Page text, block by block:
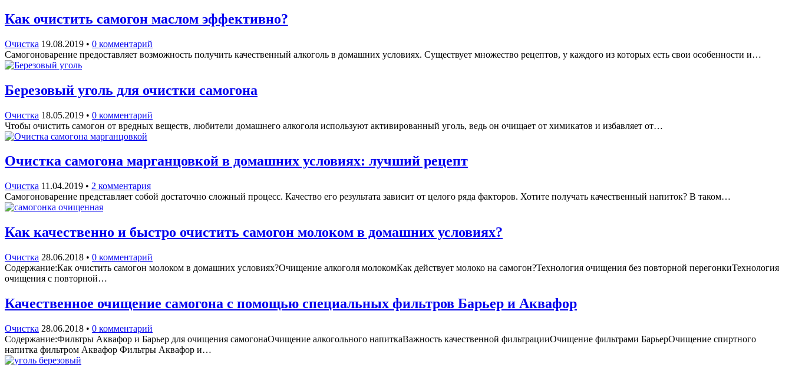
Как очистить самогон маслом эффективно?
Очистка 19.08.2019 • 0 комментарий
Самогоноварение предоставляет возможность получить качественный алкоголь в домашних условиях. Существует множество рецептов, у каждого из которых есть свои особенности и…
Березовый уголь для очистки самогона
Очистка 18.05.2019 • 0 комментарий
Чтобы очистить самогон от вредных веществ, любители домашнего алкоголя используют активированный уголь, ведь он очищает от химикатов и избавляет от…
Очистка самогона марганцовкой в домашних условиях: лучший рецепт
Очистка 11.04.2019 • 2 комментария
Самогоноварение представляет собой достаточно сложный процесс. Качество его результата зависит от целого ряда факторов. Хотите получать качественный напиток? В таком…
Как качественно и быстро очистить самогон молоком в домашних условиях?
Очистка 28.06.2018 • 0 комментарий
Содержание:Как очистить самогон молоком в домашних условиях?Очищение алкоголя молокомКак действует молоко на самогон?Технология очищения без повторной перегонкиТехнология
очищения с повторной…
Качественное очищение самогона с помощью специальных фильтров Барьер и Аквафор
Очистка 28.06.2018 • 0 комментарий
Содержание:Фильтры Аквафор и Барьер для очищения самогонаОчищение алкогольного напиткаВажность качественной фильтрацииОчищение фильтрами БарьерОчищение спиртного
напитка фильтром Аквафор Фильтры Аквафор и…